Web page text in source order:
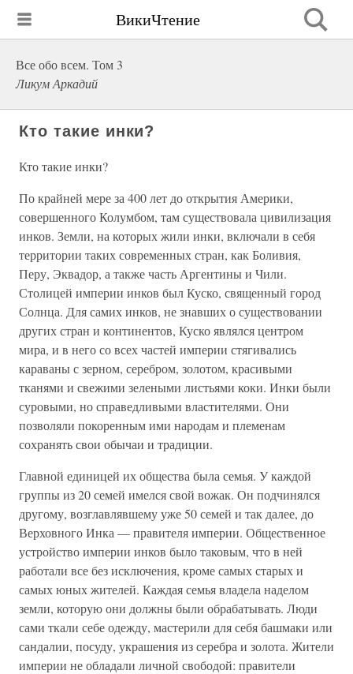
ВикиЧтение
Все обо всем. Том 3
Ликум Аркадий
Кто такие инки?
Кто такие инки?
По крайней мере за 400 лет до открытия Америки,
совершенного Колумбом, там существовала цивилизация
инков. Земли, на которых жили инки, включали в себя
территории таких современных стран, как Боливия,
Перу, Эквадор, а также часть Аргентины и Чили.
Столицей империи инков был Куско, священный город
Солнца. Для самих инков, не знавших о существовании
других стран и континентов, Куско являлся центром
мира, и в него со всех частей империи стягивались
караваны с зерном, серебром, золотом, красивыми
тканями и свежими зелеными листьями коки. Инки были
суровыми, но справедливыми властителями. Они
позволяли покоренным ими народам и племенам
сохранять свои обычаи и традиции.
Главной единицей их общества была семья. У каждой
группы из 20 семей имелся свой вожак. Он подчинялся
другому, возглавлявшему уже 50 семей и так далее, до
Верховного Инка — правителя империи. Общественное
устройство империи инков было таковым, что в ней
работали все без исключения, кроме самых старых и
самых юных жителей. Каждая семья владела наделом
земли, которую они должны были обрабатывать. Люди
сами ткали себе одежду, мастерили для себя башмаки или
сандалии, посуду, украшения из серебра и золота. Жители
империи не обладали личной свободой: правители